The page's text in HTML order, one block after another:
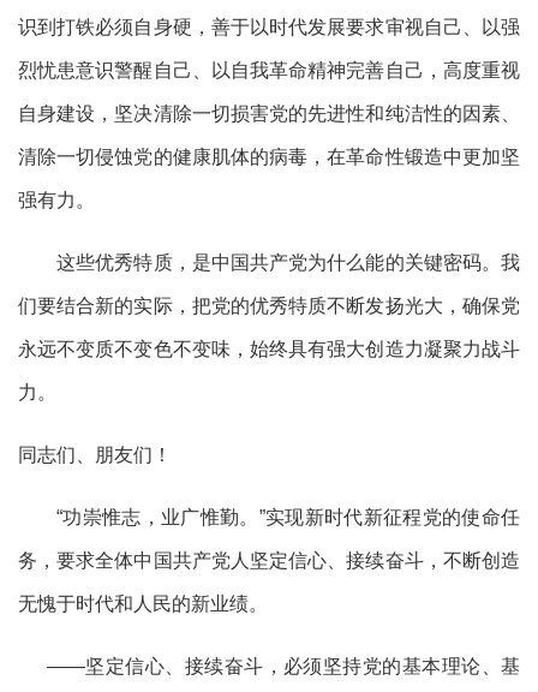
识到打铁必须自身硬，善于以时代发展要求审视自己、以强
烈忧患意识警醒自己、以自我革命精神完善自己，高度重视
自身建设，坚决清除一切损害党的先进性和纯洁性的因素、
清除一切侵蚀党的健康肌体的病毒，在革命性锻造中更加坚
强有力。
这些优秀特质，是中国共产党为什么能的关键密码。我
们要结合新的实际，把党的优秀特质不断发扬光大，确保党
永远不变质不变色不变味，始终具有强大创造力凝聚力战斗
力。
同志们、朋友们！
“功崇惟志，业广惟勤。”实现新时代新征程党的使命任
务，要求全体中国共产党人坚定信心、接续奋斗，不断创造
无愧于时代和人民的新业绩。
——坚定信心、接续奋斗，必须坚持党的基本理论、基